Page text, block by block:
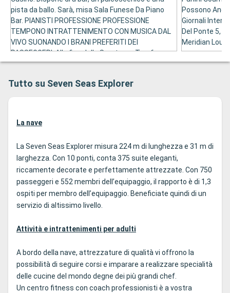
pista da ballo. Sarà, misa Sala Funese Da Piano
Bar. PIANISTI PROFESSIONE PROFESSIONE
TEMPONO INTRATTENIMENTO CON MUSICA DAL
VIVO SUONANDO I BRANI PREFERITI DEI
PASSEGGERI. Alla fine della Serata, se Trasforma
in una discoteca per il piarre dii nottambuli.
Possono
Giornali
Del Ponte 5,
Meridian
Tutto su Seven Seas Explorer
La nave
LaSeven Seas Explorermisura 224 m di lunghezza e 31 m di
larghezza. Con 10 ponti, conta 375 suite eleganti,
riccamente decorate e perfettamente attrezzate. Con 750
passeggeri e 552 membri dell’equipaggio, il rapporto è di 1,3
ospiti per membro dell’equipaggio. Beneficiate quindi di un
servizio di altissimo livello.
Attività e intrattenimenti per adulti
A bordo della nave, attrezzature di qualità vi offrono la
possibilità di seguire corsi e imparare a realizzare specialità
delle cucine del mondo degne dei più grandi chef.
Un centro fitness con coach professionisti è a vostra